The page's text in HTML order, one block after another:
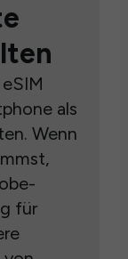
als
Wenn
für